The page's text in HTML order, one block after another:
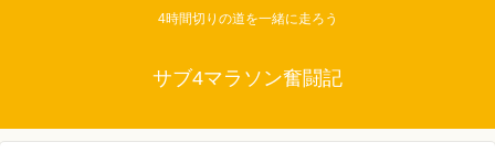
4時間切りの道を一緒に走ろう
サブ4マラソン奮闘記